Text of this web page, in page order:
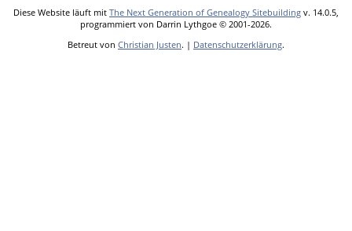
Diese Website läuft mit The Next Generation of Genealogy Sitebuilding v. 14.0.5,
programmiert von Darrin Lythgoe © 2001-2026.
Betreut von Christian Justen. | Datenschutzerklärung.